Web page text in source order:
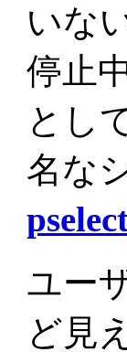
いな
停止
とし
名な
ユー
ど見